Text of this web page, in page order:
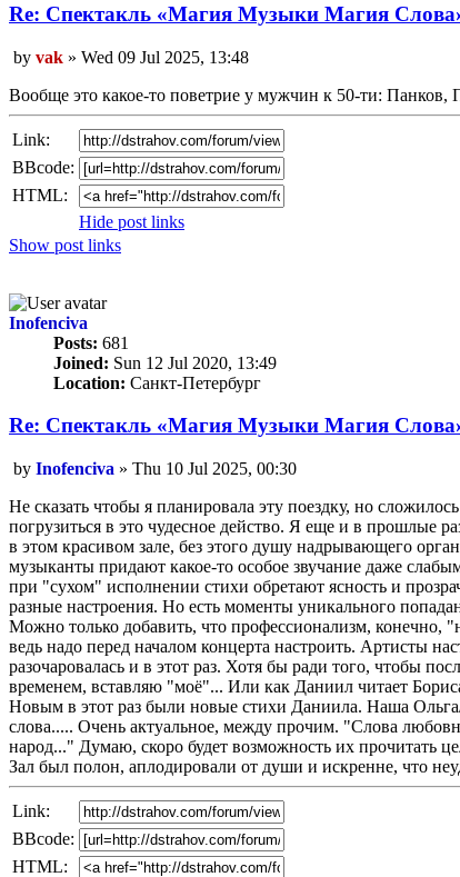
Re: Спектакль «Магия Mузыки Магия
Unread
by vak » Wed 09 Jul 2025, 13:48
Вообще это какое-то поветрие у мужчин к 50-ти: Панков,
Link:
BBcode:
HTML:
Hide post links
Show post links
Inofenciva
Posts: 681
Joined: Sun 12 Jul 2020, 13:49
Location: Санкт-Петербург
Re: Спектакль «Магия Mузыки Магия
Unread
by Inofenciva » Thu 10 Jul 2025, 00:30
Не сказать чтобы я планировала эту поездку, но
погрузиться в это чудесное действо. Я еще и в прошлые
в этом красивом зале, без этого душу надрывающего
музыканты придают какое-то особое звучание даже
при "сухом" исполнении стихи обретают ясность и
разные настроения. Но есть моменты уникального
Можно только добавить, что профессионализм, конечно,
ведь надо перед началом концерта настроить. Артисты
разочаровалась и в этот раз. Хотя бы ради того, чтобы
временем, вставляю "моё"... Или как Даниил читает
Новым в этот раз были новые стихи Даниила. Наша
слова..... Очень актуальное, между прочим. "Слова
народ..." Думаю, скоро будет возможность их прочитать
Зал был полон, аплодировали от души и искренне, что
Link:
BBcode:
HTML: